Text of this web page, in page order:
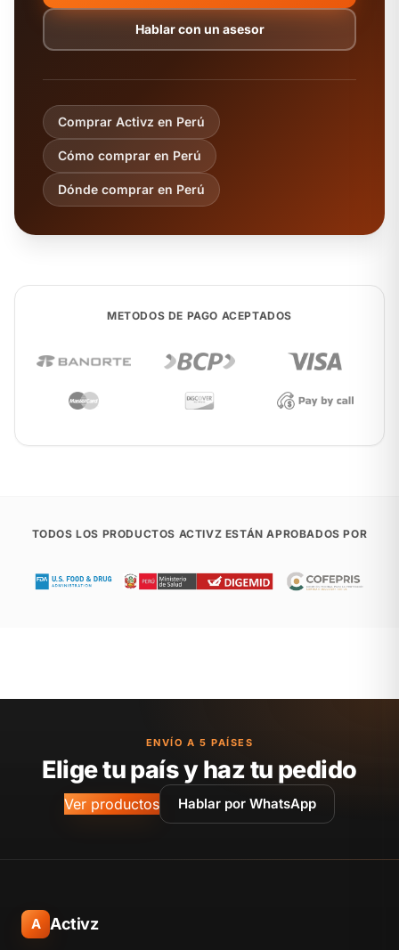
Hablar con un asesor
Comprar Activz en Perú
Cómo comprar en Perú
Dónde comprar en Perú
METODOS DE PAGO ACEPTADOS
TODOS LOS PRODUCTOS ACTIVZ ESTÁN APROBADOS POR
ENVÍO A 5 PAÍSES
Elige tu país y haz tu pedido
Ver productos Hablar por WhatsApp
A Activz